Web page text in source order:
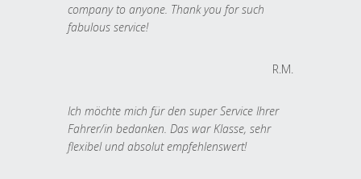
company to anyone. Thank you for such
fabulous service!
R.M.
Ich möchte mich für den super Service Ihrer
Fahrer/in bedanken. Das war Klasse, sehr
flexibel und absolut empfehlenswert!